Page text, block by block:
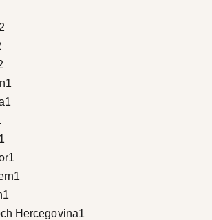
2
1
1
1
1
1
Hercegovina1